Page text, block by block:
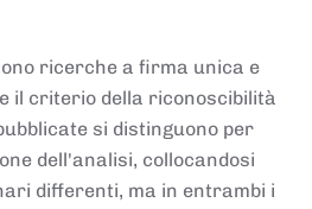
ricerche a firma unica e
il criterio della riconoscibilità
si distinguono per
dell'analisi, collocandosi
differenti, ma in entrambi i